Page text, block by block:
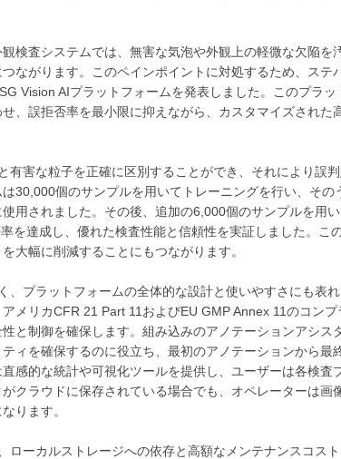
検査システムでは、無害な気泡や外観上の軽微な欠陥を
ながります。このペインポイントに対処するため、ステ
Vision AIプラットフォームを発表しました。このプラッ
、誤拒否率を最小限に抑えながら、カスタマイズされた
害な粒子を正確に区別することができ、それにより誤
30,000個のサンプルを用いてトレーニングを行い、その
用されました。その後、追加の6,000個のサンプルを用い
を達成し、優れた検査性能と信頼性を実証しました。こ
大幅に削減することにもつながります。
プラットフォームの全体的な設計と使いやすさにも表れ
メリカCFR 21 Part 11およびEU GMP Annex 11のコンプ
と制御を確保します。組み込みのアノテーションアシス
ィを確保するのに役立ち、最初のアノテーションから最
感的な統計や可視化ツールを提供し、ユーザーは各検査
クラウドに保存されている場合でも、オペレーターは画
ります。
ローカルストレージへの依存と高額なメンテナンスコス